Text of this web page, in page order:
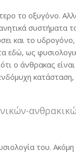
το οξυγόνο.
συστήματα
και το
εδώ, ως
ο άνθρακας
κατάσταση,
του. Ακόμη